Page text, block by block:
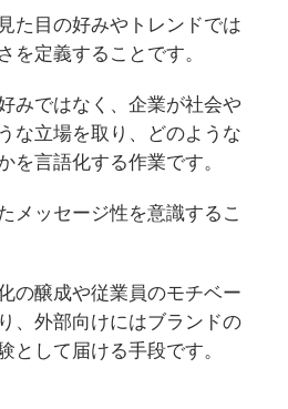
た目の好みやトレンドでは
を定義することです。
みではなく、企業が社会や
な立場を取り、どのような
を言語化する作業です。
メッセージ性を意識するこ
の醸成や従業員のモチベー
、外部向けにはブランドの
として届ける手段です。